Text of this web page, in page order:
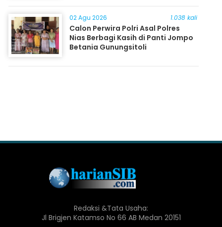
02 Agu 2026 1.038 kali
Calon Perwira Polri Asal Polres
Nias Berbagi Kasih di Panti Jompo
Betania Gunungsitoli
Redaksi &Tata Usaha:
Jl Brigjen Katamso No 66 AB Medan 20151